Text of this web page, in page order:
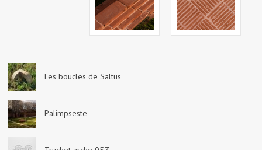
Les boucles de Saltus
Palimpseste